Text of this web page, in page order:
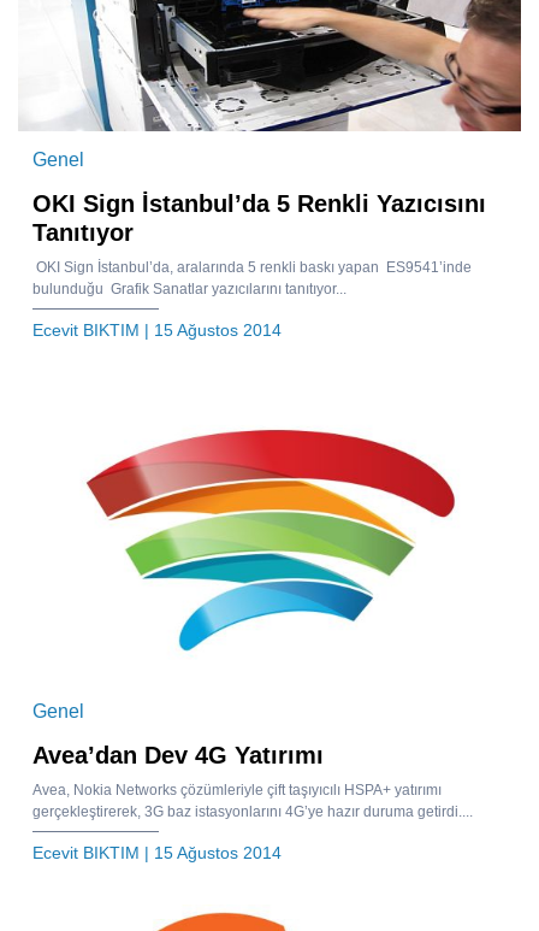
Genel
OKI Sign İstanbul’da 5 Renkli Yazıcısını
Tanıtıyor
OKI Sign İstanbul’da, aralarında 5 renkli baskı yapan ES9541’inde
bulunduğu Grafik Sanatlar yazıcılarını tanıtıyor...
Ecevit BIKTIM | 15 Ağustos 2014
Genel
Avea’dan Dev 4G Yatırımı
Avea, Nokia Networks çözümleriyle çift taşıyıcılı HSPA+ yatırımı
gerçekleştirerek, 3G baz istasyonlarını 4G’ye hazır duruma getirdi....
Ecevit BIKTIM | 15 Ağustos 2014